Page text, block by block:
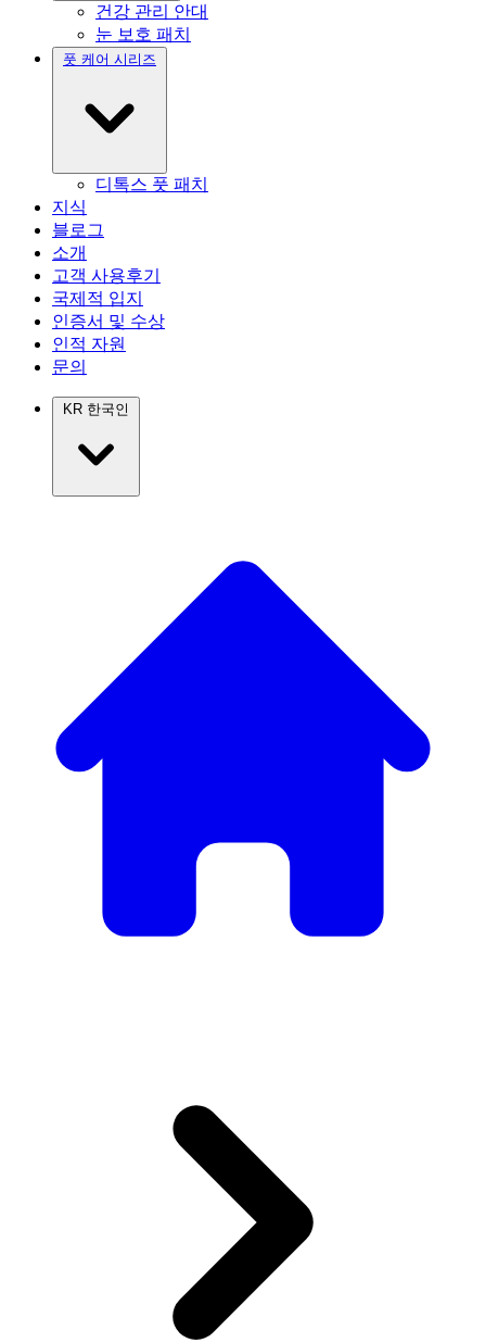
건강 관리 안대
눈 보호 패치
풋 케어 시리즈
디톡스 풋 패치
지식
블로그
소개
고객 사용후기
국제적 입지
인증서 및 수상
인적 자원
문의
KR 한국인